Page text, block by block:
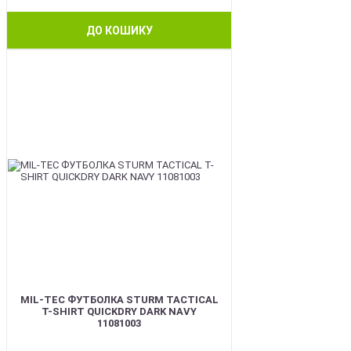
ДО КОШИКУ
MIL-TEC ФУТБОЛКА STURM TACTICAL
T-SHIRT QUICKDRY DARK NAVY
11081003